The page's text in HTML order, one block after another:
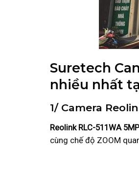
Suretech
nhiều nhất
1/ Camera
Reolink RLC-511WA 5MP
cùng chế độ ZOOM